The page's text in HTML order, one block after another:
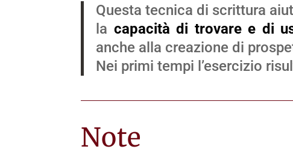
Questa tecnica di scrittura
la capacità di trovare e di
anche alla creazione di
Nei primi tempi l’esercizio
Note